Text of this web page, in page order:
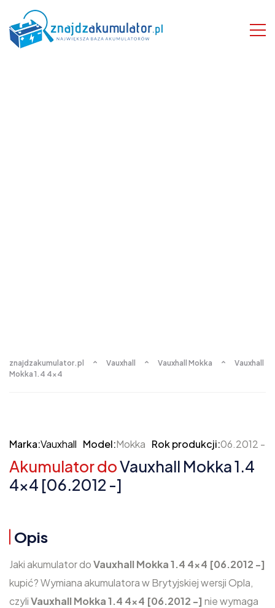
znajdzakumulator.pl Vauxhall Vauxhall Mokka
Vauxhall
Mokka 1.4 4x4
Marka:Vauxhall Model:Mokka Rok produkcji:06.2012 -
Akumulator doVauxhall Mokka 1.4
4x4 [06.2012 -]
Opis
Jaki akumulator doVauxhall Mokka 1.4 4x4 [06.2012 -]
kupić? Wymiana akumulatora w Brytyjskiej wersji Opla,
czyliVauxhall Mokka 1.4 4x4 [06.2012 -] nie wymaga